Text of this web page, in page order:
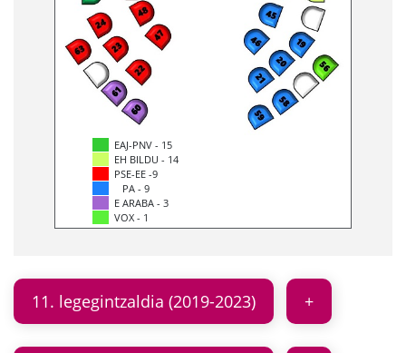
EAJ-PNV - 15
EH BILDU - 14
PSE-EE -9
PA - 9
E ARABA - 3
VOX - 1
11. legegintzaldia (2019-2023)